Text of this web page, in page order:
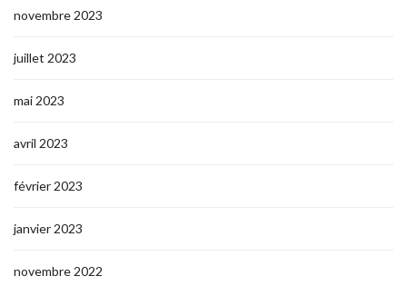
novembre 2023
juillet 2023
mai 2023
avril 2023
février 2023
janvier 2023
novembre 2022